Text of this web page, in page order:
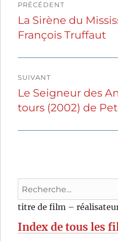
de
l’article
PRÉCÉDENT
Publication
précédente :
La Sirène du
François Truffaut
SUIVANT
Publication
suivante :
Le Seigneur des
tours (2002) de
Recherche
pour
titre de film –
Index de tous les